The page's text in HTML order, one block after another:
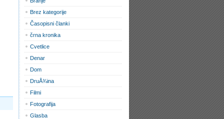
Brez kategorije
Časopisni članki
črna kronika
Cvetlice
Denar
Dom
DruÅ¾ina
Filmi
Fotografija
Glasba